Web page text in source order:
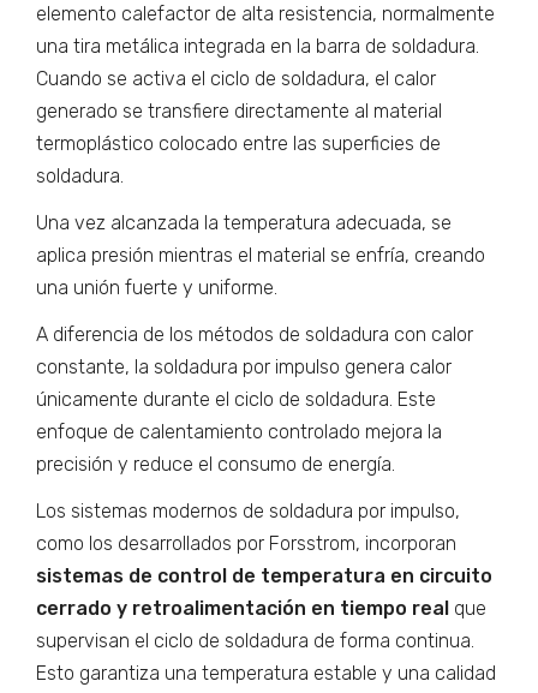
elemento calefactor de alta resistencia, normalmente
una tira metálica integrada en la barra de soldadura.
Cuando se activa el ciclo de soldadura, el calor
generado se transfiere directamente al material
termoplástico colocado entre las superficies de
soldadura.
Una vez alcanzada la temperatura adecuada, se
aplica presión mientras el material se enfría, creando
una unión fuerte y uniforme.
A diferencia de los métodos de soldadura con calor
constante, la soldadura por impulso genera calor
únicamente durante el ciclo de soldadura. Este
enfoque de calentamiento controlado mejora la
precisión y reduce el consumo de energía.
Los sistemas modernos de soldadura por impulso,
como los desarrollados por Forsstrom, incorporan
sistemas de control de temperatura en circuito
cerrado y retroalimentación en tiempo real que
supervisan el ciclo de soldadura de forma continua.
Esto garantiza una temperatura estable y una calidad